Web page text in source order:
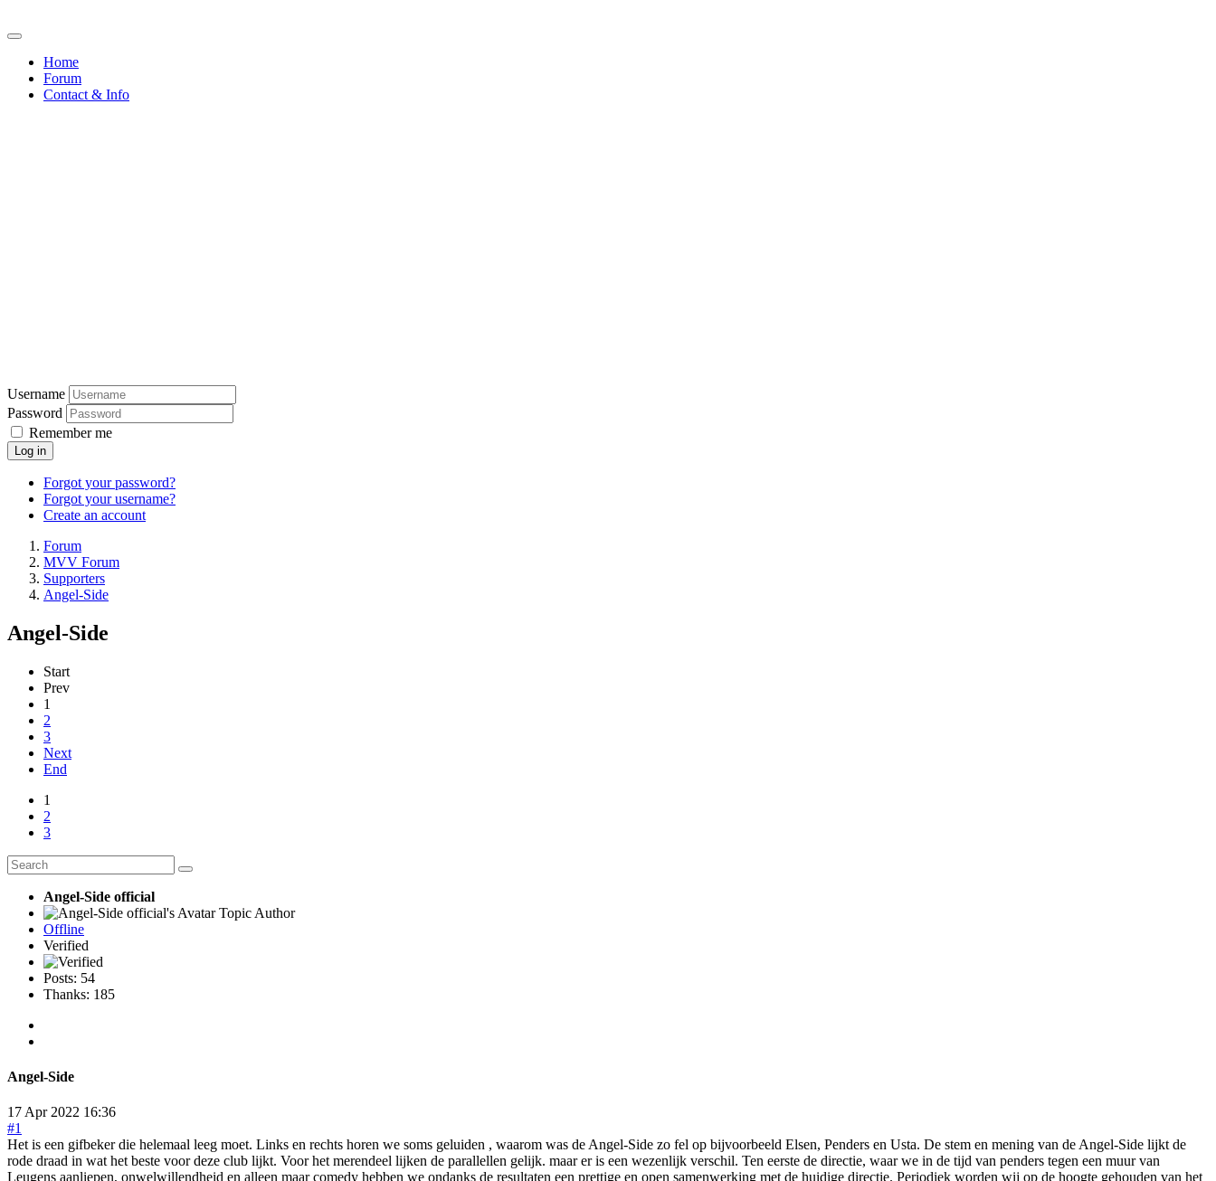
Home
Forum
Contact & Info
Username
Password
Remember me
Log in
Forgot your password?
Forgot your username?
Create an account
Forum
MVV Forum
Supporters
Angel-Side
Angel-Side
Start
Prev
1
2
3
Next
End
1
2
3
Angel-Side official
Topic Author
Offline
Verified
Posts: 54
Thanks: 185
Angel-Side
17 Apr 2022 16:36
#1
Het is een gifbeker die helemaal leeg moet. Links en rechts horen we soms geluiden , waarom was de Angel-Side zo fel op bijvoorbeeld Elsen, Penders en Usta. De stem en mening van de Angel-Side lijkt de
rode draad in wat het beste voor deze club lijkt. Voor het merendeel lijken de parallellen gelijk. maar er is een wezenlijk verschil. Ten eerste de directie, waar we in de tijd van penders tegen een muur van
Leugens aanliepen, onwelwillendheid en alleen maar comedy hebben we ondanks de resultaten een prettige en open samenwerking met de huidige directie. Periodiek worden wij op de hoogte gehouden van het